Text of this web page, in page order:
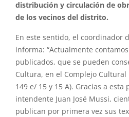
distribución y circulación de
de los vecinos del distrito.
En este sentido, el coordinador
informa: “Actualmente
publicados, que se pueden
Cultura, en el Complejo Cultural
149 e/ 15 y 15 A). Gracias a
intendente Juan José Mussi,
publican por primera vez sus